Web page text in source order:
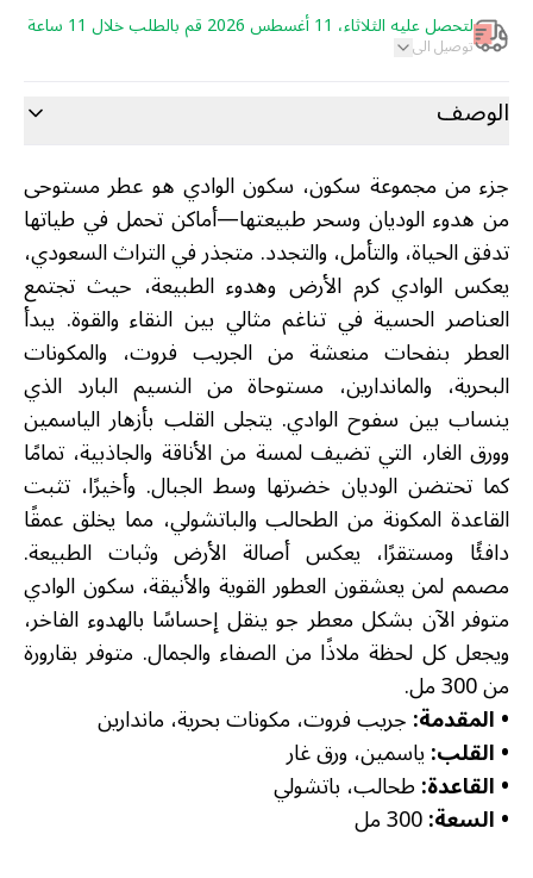
لتحصل عليه الثلاثاء، 11 أغسطس 2026 قم بالطلب خلال 11 ساعة
توصيل الى
الوصف
جزء من مجموعة سكون، سكون الوادي هو عطر مستوحى
من هدوء الوديان وسحر طبيعتها—أماكن تحمل في طياتها
تدفق الحياة، والتأمل، والتجدد. متجذر في التراث السعودي،
يعكس الوادي كرم الأرض وهدوء الطبيعة، حيث تجتمع
العناصر الحسية في تناغم مثالي بين النقاء والقوة. يبدأ
العطر بنفحات منعشة من الجريب فروت، والمكونات
البحرية، والماندارين، مستوحاة من النسيم البارد الذي
ينساب بين سفوح الوادي. يتجلى القلب بأزهار الياسمين
وورق الغار، التي تضيف لمسة من الأناقة والجاذبية، تمامًا
كما تحتضن الوديان خضرتها وسط الجبال. وأخيرًا، تثبت
القاعدة المكونة من الطحالب والباتشولي، مما يخلق عمقًا
دافئًا ومستقرًا، يعكس أصالة الأرض وثبات الطبيعة.
مصمم لمن يعشقون العطور القوية والأنيقة، سكون الوادي
متوفر الآن بشكل معطر جو ينقل إحساسًا بالهدوء الفاخر،
ويجعل كل لحظة ملاذًا من الصفاء والجمال. متوفر بقارورة
من 300 مل.
•المقدمة:جريب فروت، مكونات بحرية، ماندارين
•القلب:ياسمين، ورق غار
•القاعدة:طحالب، باتشولي
•السعة: